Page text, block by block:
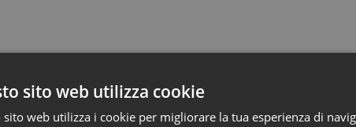
e Professioni
sito web utilizza cookie
sito web utilizza i cookie per migliorare la tua esperienza di